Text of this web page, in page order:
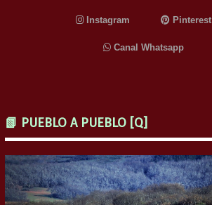
Instagram Pinterest
Canal Whatsapp
📗 PUEBLO A PUEBLO [Q]